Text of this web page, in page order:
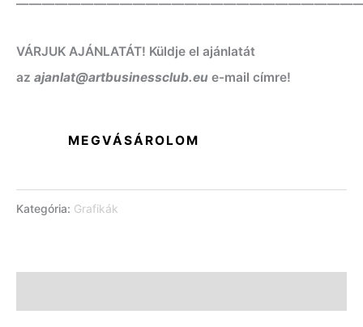
VÁRJUK AJÁNLATÁT! Küldje el ajánlatát
az ajanlat@artbusinessclub.eu e-mail címre!
MEGVÁSÁROLOM
Kategória: Grafikák